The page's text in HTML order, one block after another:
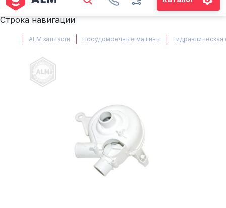
М. ХАРЬКОВСКАЯ - ВТ-СБ, С
10-00 ДО 18-00
(063) 527 27 00
Строка навигации
ALM запчасти Посудомоечные машины Гидравлическая